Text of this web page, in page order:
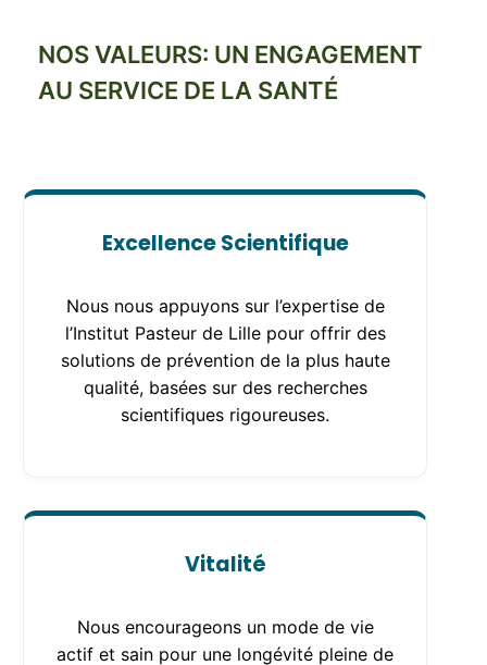
NOS VALEURS: UN ENGAGEMENT
AU SERVICE DE LA SANTÉ
Excellence Scientifique
Nous nous appuyons sur l’expertise de
l’Institut Pasteur de Lille pour offrir des
solutions de prévention de la plus haute
qualité, basées sur des recherches
scientifiques rigoureuses.
Vitalité
Nous encourageons un mode de vie
actif et sain pour une longévité pleine de